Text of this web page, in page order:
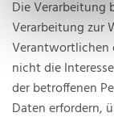
Die Verarbeitung
Verarbeitung zur
Verantwortlichen
nicht die
der betroffenen
Daten erfordern,